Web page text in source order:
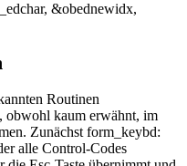
&obednewidx,
Routinen
obwohl kaum erwähnt, im
Zunächst form_keybd:
alle Control-Codes